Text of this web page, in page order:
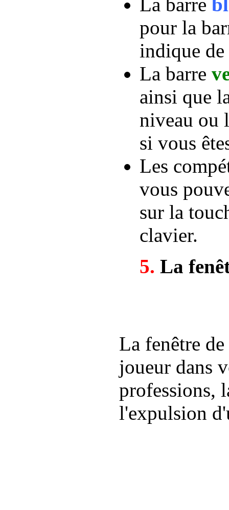
La barre
pour la
indique
La barre
ainsi que
niveau ou
si vous
Les
vous
sur la
clavier.
5. La
La fenêtre
joueur dans
professions,
l'expulsion